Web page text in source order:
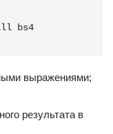
bs4
выражениями;
результата в